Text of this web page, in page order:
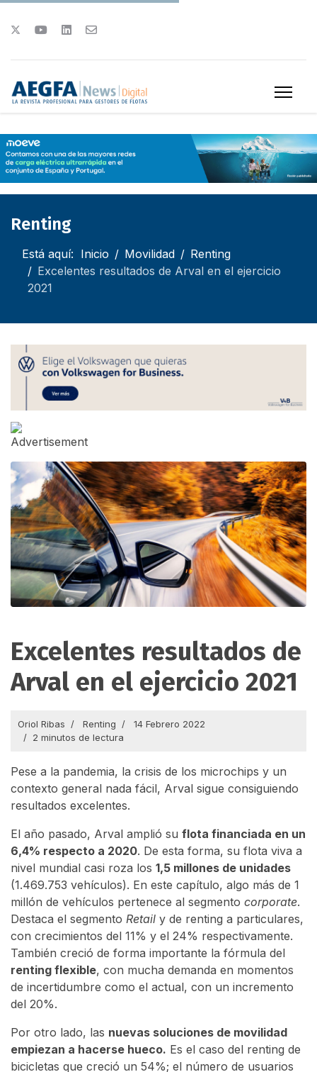
Renting
Está aquí: Inicio Movilidad
Renting
Excelentes resultados de Arval en el ejercicio
2021
Excelentes resultados de
Arval en el ejercicio 2021
Oriol Ribas Renting
14 Febrero 2022
2 minutos de lectura
Pese a la pandemia, la crisis de los microchips y un
contexto general nada fácil, Arval sigue consiguiendo
resultados excelentes.
El año pasado, Arval amplió su flota financiada en un
6,4% respecto a 2020. De esta forma, su flota viva a
nivel mundial casi roza los 1,5 millones de unidades
(1.469.753 vehículos). En este capítulo, algo más de 1
millón de vehículos pertenece al segmento corporate.
Destaca el segmento Retail y de renting a particulares,
con crecimientos del 11% y el 24% respectivamente.
También creció de forma importante la fórmula del
renting flexible, con mucha demanda en momentos
de incertidumbre como el actual, con un incremento
del 20%.
Por otro lado, las nuevas soluciones de movilidad
empiezan a hacerse hueco. Es el caso del renting de
bicicletas que creció un 54%; el número de usuarios